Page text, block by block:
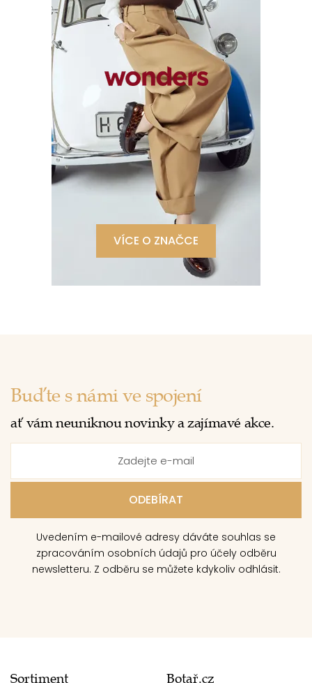
VÍCE O ZNAČCE
Buďte s námi ve spojení
ať vám neuniknou novinky a zajímavé akce.
Uvedením e-mailové adresy dáváte souhlas se
zpracováním osobních údajů pro účely odběru
newsletteru. Z odběru se můžete kdykoliv odhlásit.
Sortiment Botař.cz